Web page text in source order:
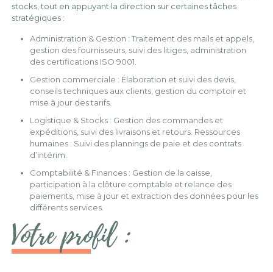
stocks, tout en appuyant la direction sur certaines tâches
stratégiques :
Administration & Gestion : Traitement des mails et appels,
gestion des fournisseurs, suivi des litiges, administration
des certifications ISO 9001.
Gestion commerciale : Élaboration et suivi des devis,
conseils techniques aux clients, gestion du comptoir et
mise à jour des tarifs.
Logistique & Stocks : Gestion des commandes et
expéditions, suivi des livraisons et retours. Ressources
humaines : Suivi des plannings de paie et des contrats
d’intérim.
Comptabilité & Finances : Gestion de la caisse,
participation à la clôture comptable et relance des
paiements, mise à jour et extraction des données pour les
différents services.
Votre profil :